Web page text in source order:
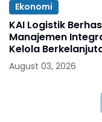
Ekonomi
KAI Logistik
Manajemen
Kelola
August 03, 2026